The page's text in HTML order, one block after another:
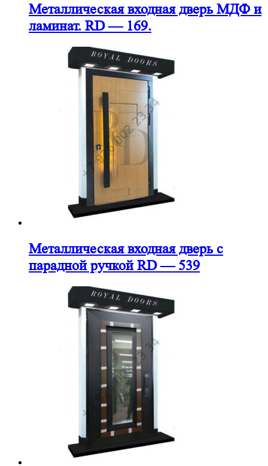
Металлическая входная дверь МДФ и
ламинат. RD — 169.
Металлическая входная дверь с
парадной ручкой RD — 539